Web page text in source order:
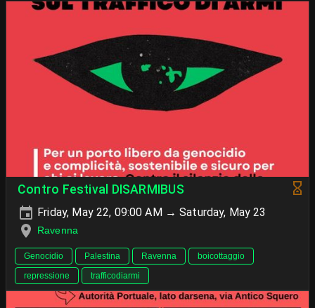
Contro Festival DISARMIBUS
Friday, May 22, 09:00 AM → Saturday, May 23
Ravenna
Genocidio Palestina Ravenna
boicottaggio
repressione
trafficodiarmi